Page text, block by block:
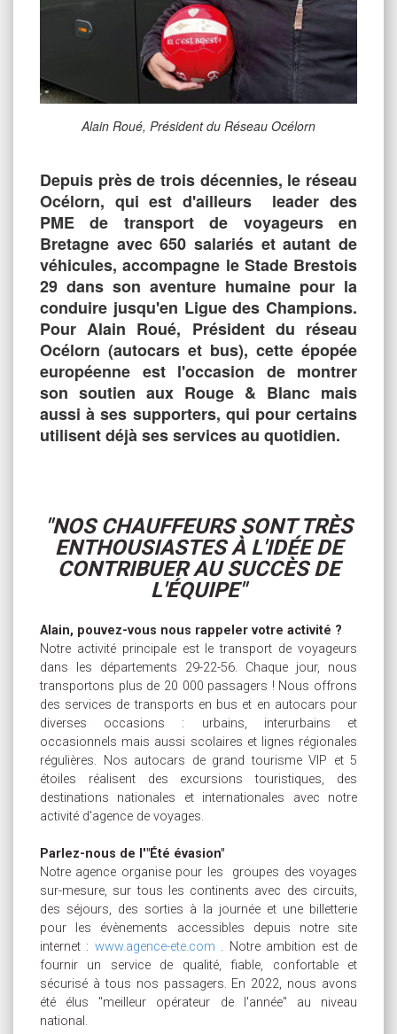
Alain Roué, Président du Réseau Océlorn
Depuis près de trois décennies, le réseau
Océlorn, qui est d'ailleurs leader des
PME de transport de voyageurs en
Bretagne avec 650 salariés et autant de
véhicules, accompagne le Stade Brestois
29 dans son aventure humaine pour la
conduire jusqu'en Ligue des Champions.
Pour Alain Roué, Président du réseau
Océlorn (autocars et bus), cette épopée
européenne est l'occasion de montrer
son soutien aux Rouge & Blanc mais
aussi à ses supporters, qui pour certains
utilisent déjà ses services au quotidien.
"NOS CHAUFFEURS SONT TRÈS
ENTHOUSIASTES À L'IDÉE DE
CONTRIBUER AU SUCCÈS DE
L'ÉQUIPE"
Alain, pouvez-vous nous rappeler votre activité ?
Notre activité principale est le transport de voyageurs
dans les départements 29-22-56. Chaque jour, nous
transportons plus de 20 000 passagers ! Nous offrons
des services de transports en bus et en autocars pour
diverses occasions : urbains, interurbains et
occasionnels mais aussi scolaires et lignes régionales
régulières. Nos autocars de grand tourisme VIP et 5
étoiles réalisent des excursions touristiques, des
destinations nationales et internationales avec notre
activité d'agence de voyages.
Parlez-nous de l'"Été évasion"
Notre agence organise pour les groupes des voyages
sur-mesure, sur tous les continents avec des circuits,
des séjours, des sorties à la journée et une billetterie
pour les évènements accessibles depuis notre site
internet : www.agence-ete.com . Notre ambition est de
fournir un service de qualité, fiable, confortable et
sécurisé à tous nos passagers. En 2022, nous avons
été élus "meilleur opérateur de l'année" au niveau
national.